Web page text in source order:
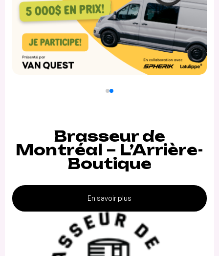
Brasseur de
Montréal – L’Arrière-
Boutique
En savoir plus